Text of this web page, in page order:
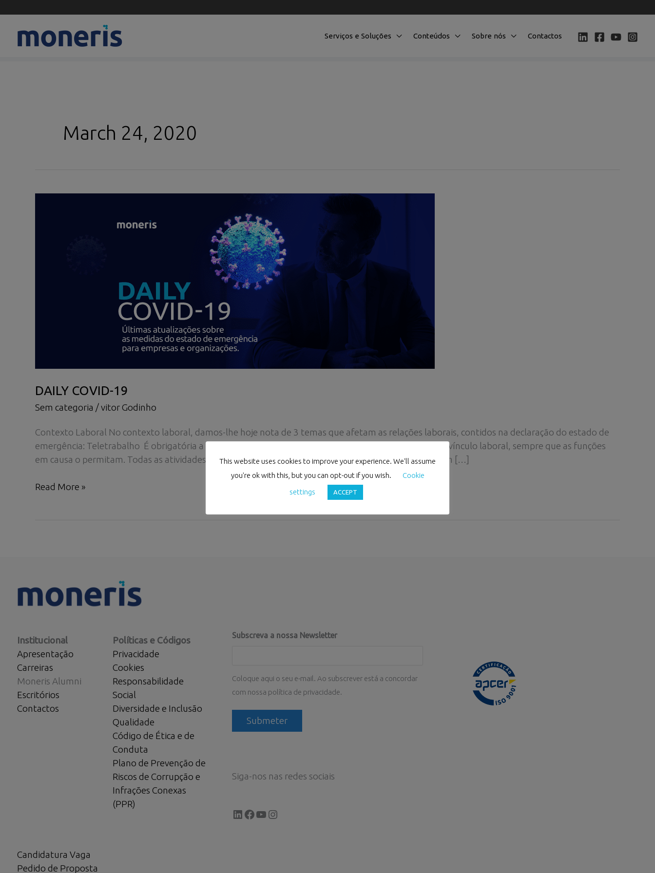
content
Serviços e Soluções Conteúdos Sobre nós Contactos
March 24, 2020
DAILY COVID-19
Sem categoria /vitor Godinho
Contexto Laboral No contexto laboral, damos-lhe hoje nota de 3 temas que afetam as relações laborais, contidos na declaração do estado de
emergência: Teletrabalho É obrigatória a adoção do regime de teletrabalho, independentemente do vínculo laboral, sempre que as funções
em causa o permitam. Todas as atividades que se mantenham em laboração ou funcionamento devem […]
DAILY
Read More »
Institucional
Apresentação
Carreiras
Moneris Alumni
Escritórios
Contactos
Políticas e Códigos
Privacidade
Cookies
Responsabilidade
Social
Diversidade e Inclusão
Qualidade
Código de Ética e de
Conduta
Plano de Prevenção de
Riscos de Corrupção e
Infrações Conexas
(PPR)
Candidatura Vaga
Pedido de Proposta
Subscreva a nossa Newsletter
Coloque aqui o seu e-mail. Ao subscrever está a concordar
com nossa política de privacidade.
Siga-nos nas redes sociais
LinkedIn
Facebook
YouTube
Instagram
This website uses cookies to improve your experience. We'll assume
you're ok with this, but you can opt-out if you wish.
Cookie
settings
ACCEPT